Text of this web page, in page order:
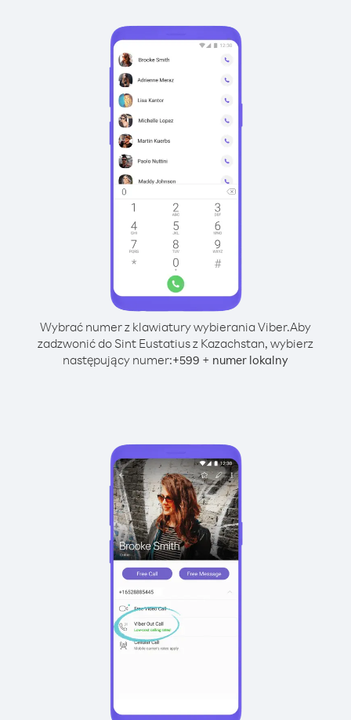
Wybrać numer z klawiatury wybierania Viber.Aby
zadzwonić do Sint Eustatius z Kazachstan, wybierz
następujący numer:+599 + numer lokalny